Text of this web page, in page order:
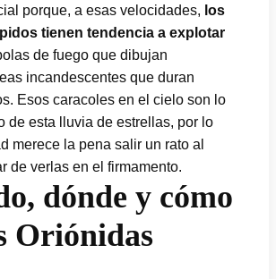
porque, a esas velocidades, los
tienen tendencia a explotar
de fuego que dibujan
incandescentes que duran
Esos caracoles en el cielo son lo
de esta lluvia de estrellas, por lo
merece la pena salir un rato al
de verlas en el firmamento.
dónde y cómo
Oriónidas